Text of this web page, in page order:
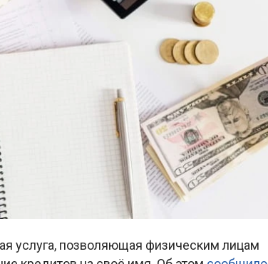
услуга, позволяющая физическим лицам